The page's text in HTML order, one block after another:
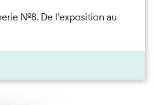
n°8. De l’exposition au